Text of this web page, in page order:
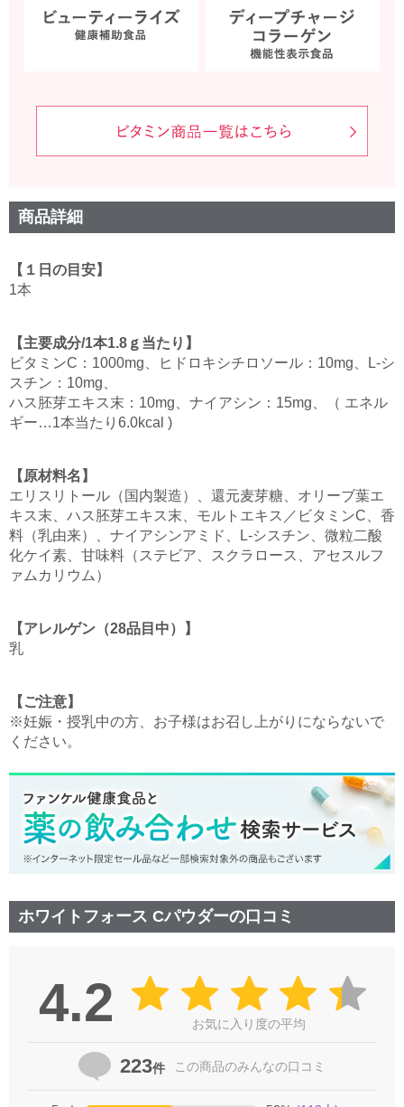
商品詳細
【１日の目安】
1本
【主要成分/1本1.8ｇ当たり】
ビタミンC：1000mg、ヒドロキシチロソール：10mg、L-シ
スチン：10mg、
ハス胚芽エキス末：10mg、ナイアシン：15mg、（ エネル
ギー…1本当たり6.0kcal )
【原材料名】
エリスリトール（国内製造）、還元麦芽糖、オリーブ葉エ
キス末、ハス胚芽エキス末、モルトエキス／ビタミンC、香
料（乳由来）、ナイアシンアミド、L-シスチン、微粒二酸
化ケイ素、甘味料（ステビア、スクラロース、アセスルフ
ァムカリウム）
【アレルゲン（28品目中）】
乳
【ご注意】
※妊娠・授乳中の方、お子様はお召し上がりにならないで
ください。
ホワイトフォース Cパウダーの口コミ
4.2 お気に入り度の平均
223件 この商品のみんなの口コミ